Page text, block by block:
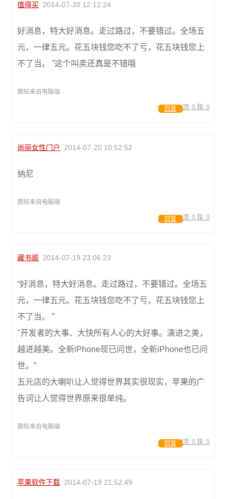
值得买 2014-07-20 12:12:24
好消息，特大好消息。走过路过，不要错过。全场五
元，一律五元。花五块钱您吃不了亏，花五块钱您上
不了当。 ”这个叫卖还真是不错哦
跟帖来自电脑端
顶: 0 踩: 0
回复
尚丽女性门户 2014-07-20 10:52:52
纳尼
跟帖来自电脑端
顶: 0 踩: 0
回复
藏书阁 2014-07-19 23:06:23
“好消息，特大好消息。走过路过，不要错过。全场五
元，一律五元。花五块钱您吃不了亏，花五块钱您上
不了当。 ”
"开发者的大事、大快所有人心的大好事。演进之美，
越进越美。全新iPhone现已问世，全新iPhone也已问
世。”
五元店的大喇叭让人觉得世界其实很现实，苹果的广
告词让人觉得世界原来很单纯。
跟帖来自电脑端
顶: 0 踩: 0
回复
苹果软件下载 2014-07-19 21:52:49